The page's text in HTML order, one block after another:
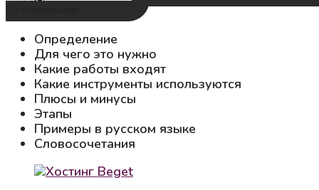
Определение
Для чего это нужно
Какие работы входят
Какие инструменты используются
Плюсы и минусы
Этапы
Примеры в русском языке
Словосочетания